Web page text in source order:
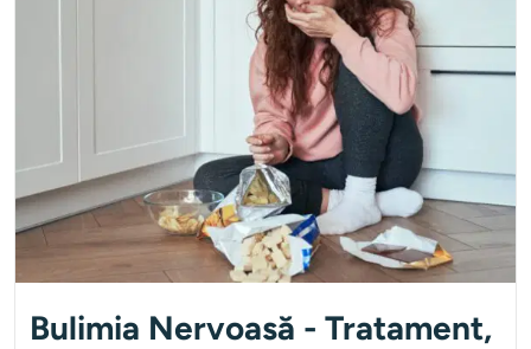
Bulimia Nervoasă - Tratament,